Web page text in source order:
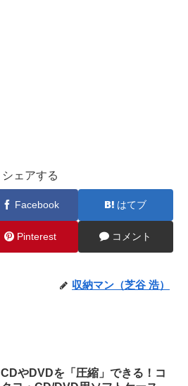
シェアする
Facebook はてブ
Pinterest コメント
収納マン（芝谷 浩）
CDやDVDを「圧縮」できる！コ